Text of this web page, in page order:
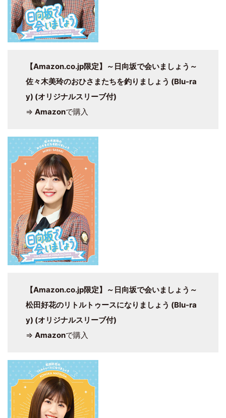
【Amazon.co.jp限定】～日向坂で会いましょう～
佐々木美玲のおひさまたちを釣りましょう (Blu-ra
y) (オリジナルスリーブ付)
⇒ Amazonで購入
【Amazon.co.jp限定】～日向坂で会いましょう～
松田好花のリトルトゥースになりましょう (Blu-ra
y) (オリジナルスリーブ付)
⇒ Amazonで購入